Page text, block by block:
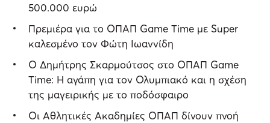
500.000 ευρώ
Πρεμιέρα για το ΟΠΑΠ Game Τime με Super
καλεσμένο τον Φώτη Ιωαννίδη
Ο Δημήτρης Σκαρμούτσος στο ΟΠΑΠ Game
Time: Η αγάπη για τον Ολυμπιακό και η σχέση
της μαγειρικής με το ποδόσφαιρο
Oι Αθλητικές Ακαδημίες ΟΠΑΠ δίνουν πνοή